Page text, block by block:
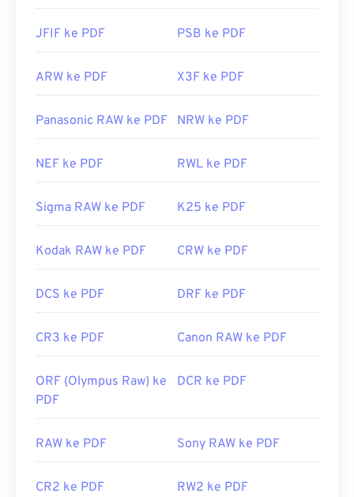
JFIF ke PDF PSB ke PDF
ARW ke PDF X3F ke PDF
Panasonic RAW ke PDF NRW ke PDF
NEF ke PDF RWL ke PDF
Sigma RAW ke PDF K25 ke PDF
Kodak RAW ke PDF CRW ke PDF
DCS ke PDF DRF ke PDF
CR3 ke PDF Canon RAW ke PDF
ORF (Olympus Raw) ke
PDF
DCR ke PDF
RAW ke PDF Sony RAW ke PDF
CR2 ke PDF RW2 ke PDF